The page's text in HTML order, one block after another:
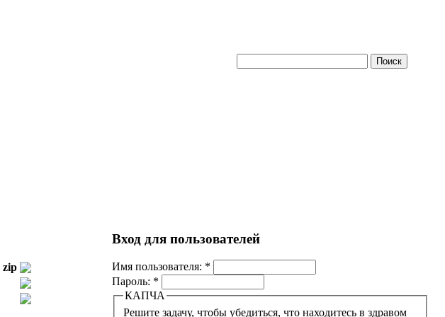
zip
Вход для пользователей
Имя пользователя: *
Пароль: *
КАПЧА
Решите задачу, чтобы убедиться, что находитесь в здравом